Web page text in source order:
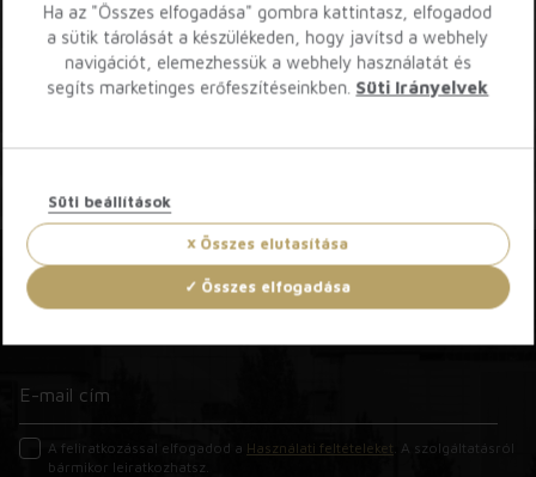
Iratkozz fel hírlevelünkre!
A feliratkozással elfogadod a Használati feltételeket . A szolgáltatásról
bármikor leiratkozhatsz.
Ha az "Összes elfogadása" gombra kattintasz, elfogadod
a sütik tárolását a készülékeden, hogy javítsd a webhely
navigációt, elemezhessük a webhely használatát és
segíts marketinges erőfeszítéseinkben. Süti Irányelvek
Összes elutasítása
Összes elfogadása
Süti beállítások